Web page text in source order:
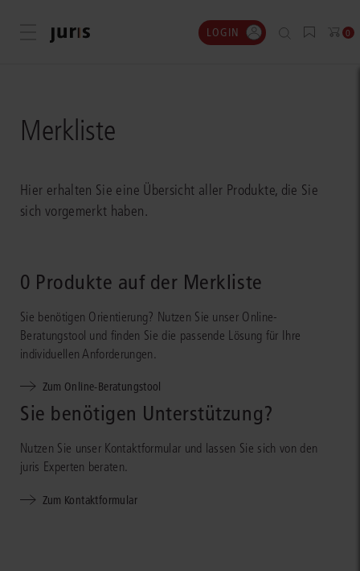
Menü öffnen LOGIN 0
Merkliste
Hier erhalten Sie eine Übersicht aller Produkte, die Sie
sich vorgemerkt haben.
0 Produkte auf der Merkliste
Sie benötigen Orientierung? Nutzen Sie unser Online-
Beratungstool und finden Sie die passende Lösung für Ihre
individuellen Anforderungen.
Zum Online-Beratungstool
Sie benötigen Unterstützung?
Nutzen Sie unser Kontaktformular und lassen Sie sich von den
juris Experten beraten.
Zum Kontaktformular